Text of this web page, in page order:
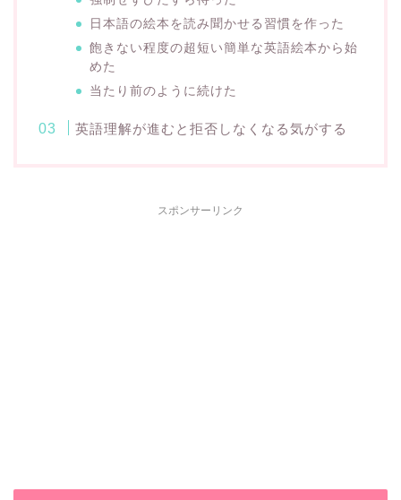
日本語の絵本を読み聞かせる習慣を作った
飽きない程度の超短い簡単な英語絵本から始
めた
当たり前のように続けた
英語理解が進むと拒否しなくなる気がする
スポンサーリンク